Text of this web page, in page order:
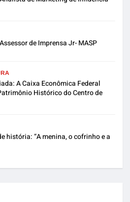
de Imprensa Jr- MASP
A Caixa Econômica Federal
Histórico do Centro de
história: “A menina, o cofrinho e a